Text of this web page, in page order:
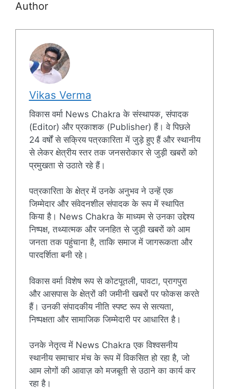
Author
Vikas Verma
विकास वर्मा News Chakra के संस्थापक, संपादक
(Editor) और प्रकाशक (Publisher) हैं। वे पिछले
24 वर्षों से सक्रिय पत्रकारिता में जुड़े हुए हैं और स्थानीय
से लेकर क्षेत्रीय स्तर तक जनसरोकार से जुड़ी खबरों को
प्रमुखता से उठाते रहे हैं।
पत्रकारिता के क्षेत्र में उनके अनुभव ने उन्हें एक
जिम्मेदार और संवेदनशील संपादक के रूप में स्थापित
किया है। News Chakra के माध्यम से उनका उद्देश्य
निष्पक्ष, तथ्यात्मक और जनहित से जुड़ी खबरों को आम
जनता तक पहुंचाना है, ताकि समाज में जागरूकता और
पारदर्शिता बनी रहे।
विकास वर्मा विशेष रूप से कोटपूतली, पावटा, प्रागपुरा
और आसपास के क्षेत्रों की जमीनी खबरों पर फोकस करते
हैं। उनकी संपादकीय नीति स्पष्ट रूप से सत्यता,
निष्पक्षता और सामाजिक जिम्मेदारी पर आधारित है।
उनके नेतृत्व में News Chakra एक विश्वसनीय
स्थानीय समाचार मंच के रूप में विकसित हो रहा है, जो
आम लोगों की आवाज़ को मजबूती से उठाने का कार्य कर
रहा है।